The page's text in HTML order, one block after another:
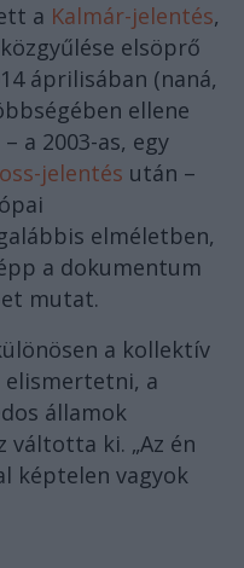
a Kalmár-jelentés,
elsöprő
áprilisában (naná,
ellene
a 2003-as, egy
jelentés után –
elméletben,
a dokumentum
mutat.
a kollektív
a
államok
váltotta ki. „Az én
képtelen vagyok